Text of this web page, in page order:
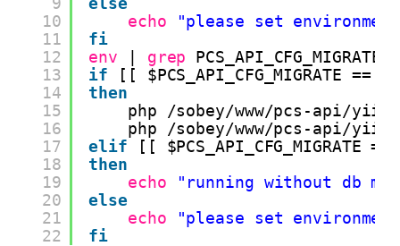
10
11
12
13
14
15
16
17
18
19
20
21
22
echo
"please set environment
fi
env
grep
if
[[ $PCS_API_CFG_MIGRATE ==
then
php
/sobey/www/pcs-api/yii
php
/sobey/www/pcs-api/yii
elif
[[ $PCS_API_CFG_MIGRATE ==
then
echo
"running without db
else
echo
"please set
fi